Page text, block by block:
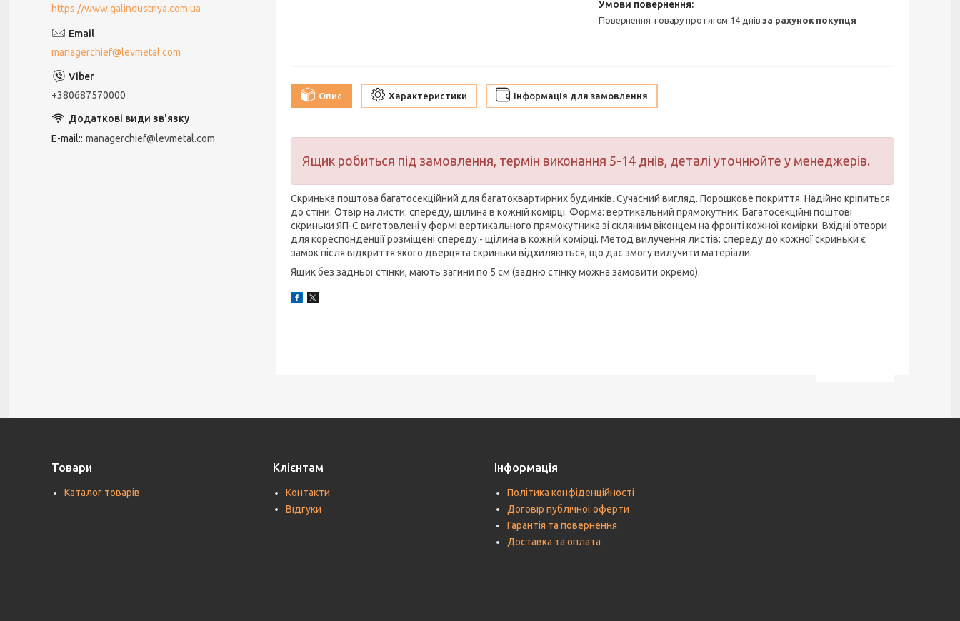
повернення товару протягом 14 днівза рахунок покупця
Опис Характеристики Інформація для замовлення
Ящик робиться під замовлення, термін виконання 5-14 днів, деталі уточнюйте у менеджерів.
Скринька поштова багатосекційний для багатоквартирних будинків. Сучасний вигляд. Порошкове покриття. Надійно кріпиться
до стіни. Отвір на листи: спереду, щілина в кожній комірці. Форма: вертикальний прямокутник. Багатосекційні поштові
скриньки ЯП-С виготовлені у формі вертикального прямокутника зі скляним віконцем на фронті кожної комірки. Вхідні отвори
для кореспонденції розміщені спереду - щілина в кожній комірці. Метод вилучення листів: спереду до кожної скриньки є
замок після відкриття якого дверцята скриньки відхиляються, що дає змогу вилучити матеріали.
Ящик без задньої стінки, мають загини по 5 см (задню стінку можна замовити окремо).
https://www.galindustriya.com.ua
managerchief@levmetal.com
+380687570000
E-mail: managerchief@levmetal.com
Товари
Каталог товарів
Клієнтам
Контакти
Відгуки
Інформація
Політика конфіденційності
Договір публічної оферти
Гарантія та повернення
Доставка та оплата